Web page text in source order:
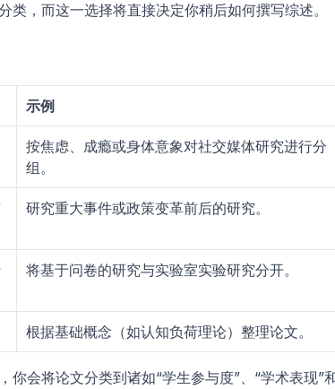
，而这一选择将直接决定你稍后如何撰写综述。
示例
按焦虑、成瘾或身体意象对社交媒体研究进行分
组。
研究重大事件或政策变革前后的研究。
将基于问卷的研究与实验室实验研究分开。
根据基础概念（如认知负荷理论）整理论文。
你会将论文分类到诸如“学生参与度”、“学术表现”